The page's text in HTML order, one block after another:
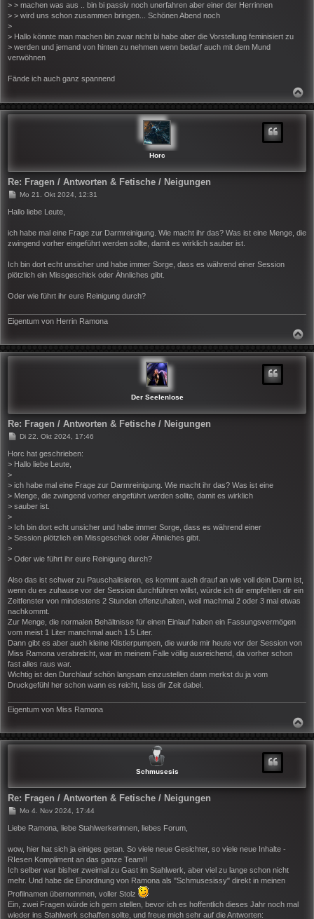
> > machen was aus .. bin bi passiv noch unerfahren aber einer der Herrinnen
> > wird uns schon zusammen bringen... Schönen Abend noch
>
> Hallo könnte man machen bin zwar nicht bi habe aber die Vorstellung feminisiert zu
> werden und jemand von hinten zu nehmen wenn bedarf auch mit dem Mund
verwöhnen
Fände ich auch ganz spannend
C
Horc
Re: Fragen / Antworten & Fetische / Neigungen
B
i
a
g
Mo 21. Okt 2024, 12:31
Hallo liebe Leute,
ich habe mal eine Frage zur Darmreinigung. Wie macht ihr das? Was ist eine Menge, die
zwingend vorher eingeführt werden sollte, damit es wirklich sauber ist.
Ich bin dort echt unsicher und habe immer Sorge, dass es während einer Session
plötzlich ein Missgeschick oder Ähnliches gibt.
Oder wie führt ihr eure Reinigung durch?
Eigentum von Herrin Ramona
Der Seelenlose
Re: Fragen / Antworten & Fetische / Neigungen
B
i
t
r
g
Di 22. Okt 2024, 17:46
Horc hat geschrieben:
> Hallo liebe Leute,
>
> ich habe mal eine Frage zur Darmreinigung. Wie macht ihr das? Was ist eine
> Menge, die zwingend vorher eingeführt werden sollte, damit es wirklich
> sauber ist.
>
> Ich bin dort echt unsicher und habe immer Sorge, dass es während einer
> Session plötzlich ein Missgeschick oder Ähnliches gibt.
>
> Oder wie führt ihr eure Reinigung durch?
Also das ist schwer zu Pauschalisieren, es kommt auch drauf an wie voll dein Darm ist,
wenn du es zuhause vor der Session durchführen willst, würde ich dir empfehlen dir ein
Zeitfenster von mindestens 2 Stunden offenzuhalten, weil machmal 2 oder 3 mal etwas
nachkommt.
Zur Menge, die normalen Behältnisse für einen Einlauf haben ein Fassungsvermögen
vom meist 1 Liter manchmal auch 1.5 Liter.
Dann gibt es aber auch kleine Klistierpumpen, die wurde mir heute vor der Session von
Miss Ramona verabreicht, war im meinem Falle völlig ausreichend, da vorher schon
fast alles raus war.
Wichtig ist den Durchlauf schön langsam einzustellen dann merkst du ja vom
Druckgefühl her schon wann es reicht, lass dir Zeit dabei.
Eigentum von Miss Ramona
C
Schmusesis
Re: Fragen / Antworten & Fetische / Neigungen
B
i
a
g
Mo 4. Nov 2024, 17:44
Liebe Ramona, liebe Stahlwerkerinnen, liebes Forum,
wow, hier hat sich ja einiges getan. So viele neue Gesichter, so viele neue Inhalte -
RIesen Kompliment an das ganze Team!!
Ich selber war bisher zweimal zu Gast im Stahlwerk, aber viel zu lange schon nicht
mehr. Und habe die Einordnung von Ramona als "Schmusesissy" direkt in meinen
Profilnamen übernommen, voller Stolz
Ein, zwei Fragen würde ich gern stellen, bevor ich es hoffentlich dieses Jahr noch mal
wieder ins Stahlwerk schaffen sollte, und freue mich sehr auf die Antworten: